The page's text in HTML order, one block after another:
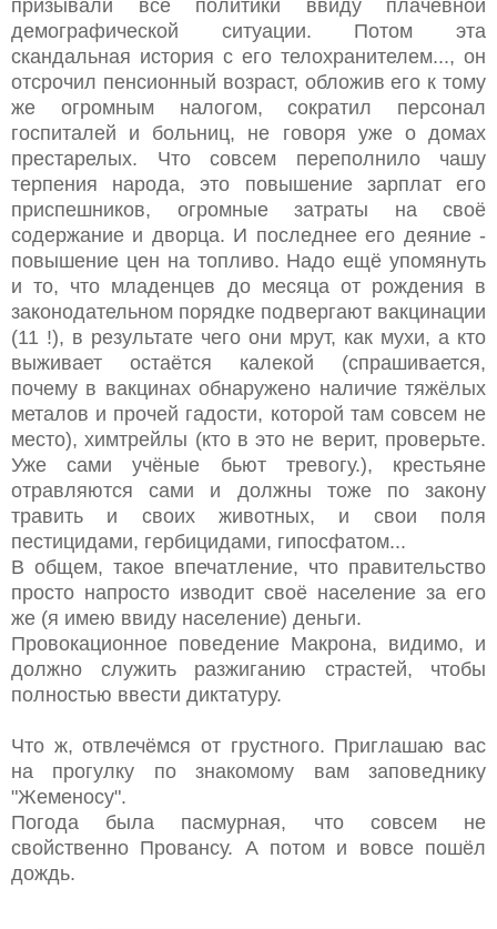
призывали все политики ввиду плачевной
демографической ситуации. Потом эта
скандальная история с его телохранителем..., он
отсрочил пенсионный возраст, обложив его к тому
же огромным налогом, сократил персонал
госпиталей и больниц, не говоря уже о домах
престарелых. Что совсем переполнило чашу
терпения народа, это повышение зарплат его
приспешников, огромные затраты на своё
содержание и дворца. И последнее его деяние -
повышение цен на топливо. Надо ещё упомянуть
и то, что младенцев до месяца от рождения в
законодательном порядке подвергают вакцинации
(11 !), в результате чего они мрут, как мухи, а кто
выживает остаётся калекой (спрашивается,
почему в вакцинах обнаружено наличие тяжёлых
металов и прочей гадости, которой там совсем не
место), химтрейлы (кто в это не верит, проверьте.
Уже сами учёные бьют тревогу.), крестьяне
отравляются сами и должны тоже по закону
травить и своих животных, и свои поля
пестицидами, гербицидами, гипосфатом...
В общем, такое впечатление, что правительство
просто напросто изводит своё население за его
же (я имею ввиду население) деньги.
Провокационное поведение Макрона, видимо, и
должно служить разжиганию страстей, чтобы
полностью ввести диктатуру.
Что ж, отвлечёмся от грустного. Приглашаю вас
на прогулку по знакомому вам заповеднику
"Жеменосу".
Погода была пасмурная, что совсем не
свойственно Провансу. А потом и вовсе пошёл
дождь.